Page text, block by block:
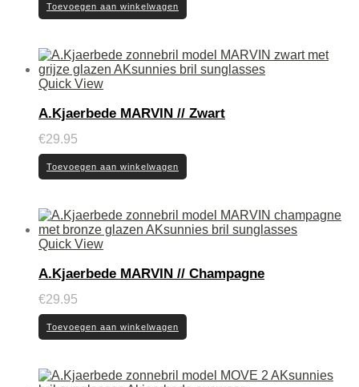
Toevoegen aan winkelwagen
Quick View
A.Kjaerbede MARVIN // Zwart
€29.95
Toevoegen aan winkelwagen
Quick View
A.Kjaerbede MARVIN // Champagne
€29.95
Toevoegen aan winkelwagen